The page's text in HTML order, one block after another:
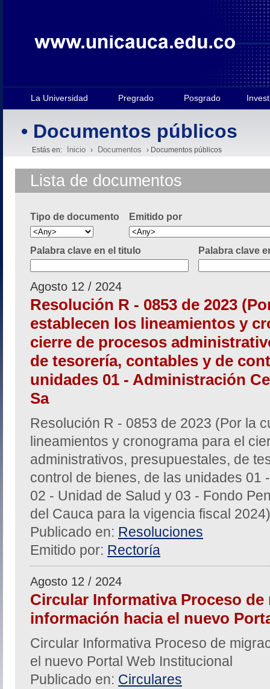
La Universidad Pregrado Posgrado
• Documentos públicos
Estás en: Inicio › Documentos › Documentos públicos
Lista de documentos
Tipo de documento Emitido por
Palabra clave en el titulo Palabra clave
Agosto 12 / 2024
Resolución R - 0853 de 2023
establecen los lineamientos y
cierre de procesos
de tesorería, contables y de
unidades 01 - Administración
Sa
Resolución R - 0853 de 2023 (Por la
lineamientos y cronograma para el
administrativos, presupuestales, de
control de bienes, de las unidades 01
02 - Unidad de Salud y 03 - Fondo
del Cauca para la vigencia fiscal 2024)
Publicado en: Resoluciones
Emitido por: Rectoría
Agosto 12 / 2024
Circular Informativa Proceso de
información hacia el nuevo
Circular Informativa Proceso de
el nuevo Portal Web Institucional
Publicado en: Circulares